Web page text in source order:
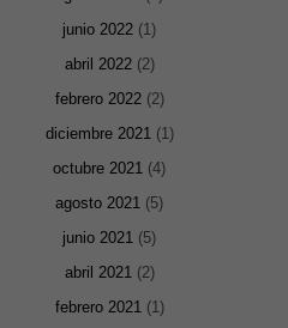
junio 2022 (1)
abril 2022(2)
febrero 2022(2)
diciembre 2021(1)
octubre 2021 (4)
agosto 2021 (5)
junio 2021 (5)
abril 2021(2)
febrero 2021(1)